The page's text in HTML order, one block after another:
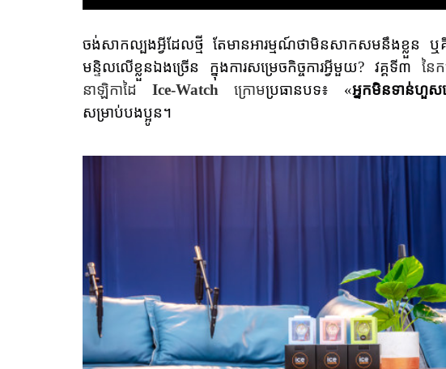
ចង់សាកល្បងអ្វីដែលថ្មី តែមានអារម្មណ៍ថាមិនសាកសមនឹងខ្លួន ឬគិ
មន្ទិលលើខ្លួនឯងច្រើន ក្នុងការសម្រេចកិច្ចការអ្វីមួយ? វគ្គទី៣ នៃ
នាឡិកាដៃ Ice-Watch ក្រោមប្រធានបទ៖ «អ្នកមិនទាន់ហួស
សម្រាប់បងប្អូន។